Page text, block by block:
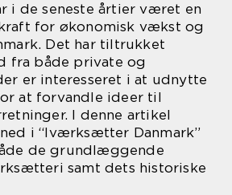
i de seneste årtier været en
for økonomisk vækst og
Det har tiltrukket
fra både private og
er interesseret i at udnytte
at forvandle ideer til
I denne artikel
i “Iværksætter Danmark”
de grundlæggende
samt dets historiske